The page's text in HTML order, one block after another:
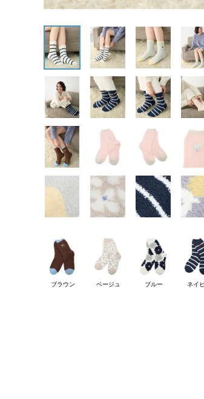
ブラウン ベージュ ブルー ネイ